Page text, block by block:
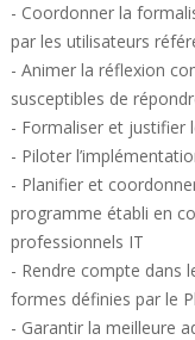
- Coordonner la
par les utilisateurs
- Animer la réflexion
susceptibles de
- Formaliser et justifier
- Piloter
- Planifier et
programme établi en
professionnels IT
- Rendre compte dans
formes définies par le
- Garantir la meilleure